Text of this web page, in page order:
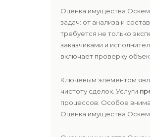
Оценка имущества
задач: от анализа и
требуется не только
заказчиками и
включает проверку
Ключевым элементом
чистоту сделок. Услуги
процессов. Особое
Оценка имущества